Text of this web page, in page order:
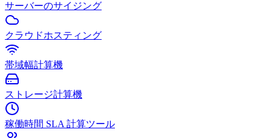
サーバーのサイジング
クラウドホスティング
帯域幅計算機
ストレージ計算機
稼働時間 SLA 計算ツール